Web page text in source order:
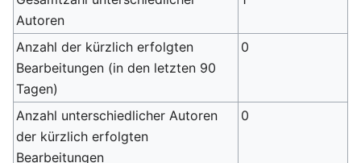
Autoren
Anzahl der kürzlich erfolgten
Bearbeitungen (in den letzten 90
Tagen)
0
Anzahl unterschiedlicher Autoren
der kürzlich erfolgten
Bearbeitungen
0